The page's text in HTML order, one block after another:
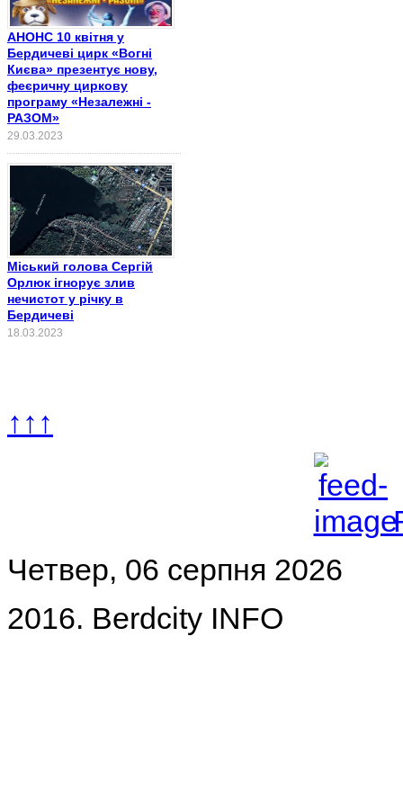
АНОНС 10 квітня у
Бердичеві цирк «Вогні
Києва» презентує нову,
феєричну циркову
програму «Незалежні -
РАЗОМ»
29.03.2023
Міський голова Сергій
Орлюк ігнорує злив
нечистот у річку в
Бердичеві
18.03.2023
↑↑↑
Четвер, 06 серпня 2026
2016. Berdcity INFO